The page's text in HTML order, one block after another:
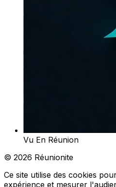
Vu En Réunion
© 2026 Réunionite
Ce site utilise des cookies
expérience et mesurer